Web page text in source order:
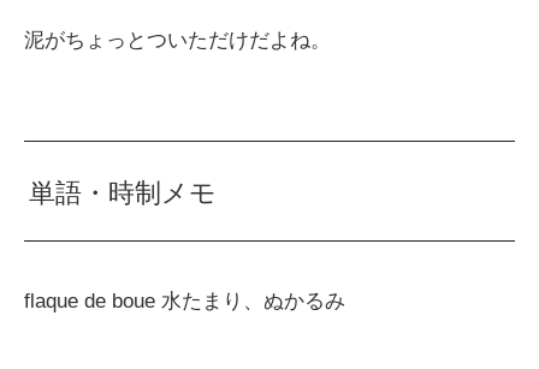
泥がちょっとついただけだよね。
単語・時制メモ
flaque de boue 水たまり、ぬかるみ